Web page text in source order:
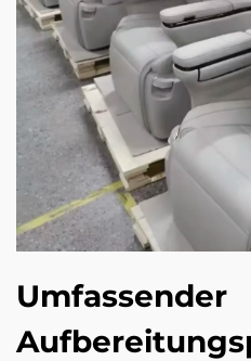
Umfassender